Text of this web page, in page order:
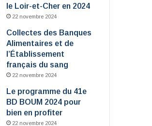
le Loir-et-Cher en 2024
22 novembre 2024
Collectes des Banques
Alimentaires et de
l’Établissement
français du sang
22 novembre 2024
Le programme du 41e
BD BOUM 2024 pour
bien en profiter
22 novembre 2024